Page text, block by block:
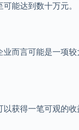
能达到数十万元。
而言可能是一项
获得一笔可观的